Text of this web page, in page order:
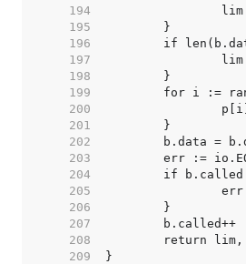
   194
   195
   196
   197
   198
   199
   200
   201
   202
   203
   204
   205
   206
   207
   208
   209